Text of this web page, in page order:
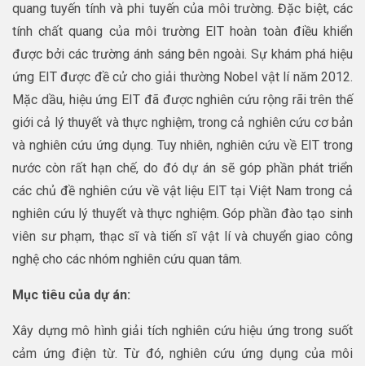
quang tuyến tính và phi tuyến của môi trường. Đặc biệt, các
tính chất quang của môi trường EIT hoàn toàn điều khiển
được bởi các trường ánh sáng bên ngoài. Sự khám phá hiệu
ứng EIT được đề cử cho giải thường Nobel vật lí năm 2012.
Mặc dầu, hiệu ứng EIT đã được nghiên cứu rộng rãi trên thế
giới cả lý thuyết và thực nghiệm, trong cả nghiên cứu cơ bản
và nghiên cứu ứng dụng. Tuy nhiên, nghiên cứu về EIT trong
nước còn rất hạn chế, do đó dự án sẽ góp phần phát triển
các chủ đề nghiên cứu về vật liệu EIT tại Việt Nam trong cả
nghiên cứu lý thuyết và thực nghiệm. Góp phần đào tạo sinh
viên sư phạm, thạc sĩ và tiến sĩ vật lí và chuyển giao công
nghệ cho các nhóm nghiên cứu quan tâm.
Mục tiêu của dự án:
Xây dựng mô hình giải tích nghiên cứu hiệu ứng trong suốt
cảm ứng điện từ. Từ đó, nghiên cứu ứng dụng của môi